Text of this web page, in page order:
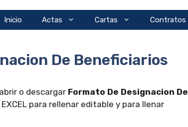
Inicio Actas Cartas Contratos
De Beneficiarios
o descargar Formato De Designacion De
para rellenar editable y para llenar